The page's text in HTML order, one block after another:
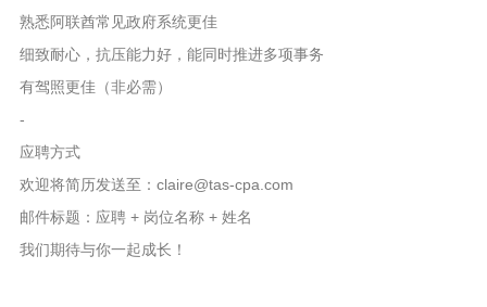
熟悉阿联酋常见政府系统更佳
细致耐心，抗压能力好，能同时推进多项事务
有驾照更佳（非必需）
-
应聘方式
欢迎将简历发送至：claire@tas-cpa.com
邮件标题：应聘 + 岗位名称 + 姓名
我们期待与你一起成长！